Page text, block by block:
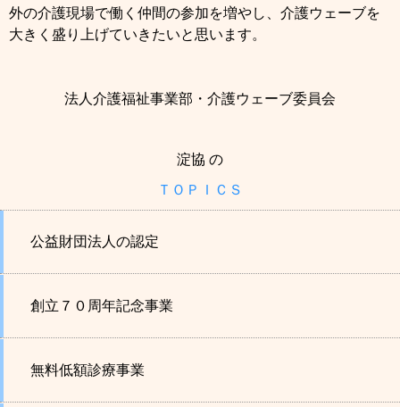
外の介護現場で働く仲間の参加を増やし、介護ウェーブを
大きく盛り上げていきたいと思います。
法人介護福祉事業部・介護ウェーブ委員会
淀協 の
ＴＯＰＩＣＳ
公益財団法人の認定
創立７０周年記念事業
無料低額診療事業